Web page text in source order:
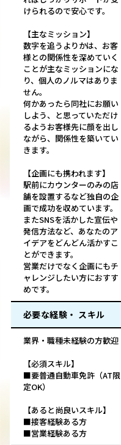
けられるので安心です。
【主なミッション】
数字を追うよりかは、お客
様との関係性を深めていく
ことが主なミッションにな
り、個人のノルマはありま
せん。
何かあったら同社にお願い
しよう、と思っていただけ
るようお客様先に顔を出し
ながら、関係性を築いてい
きます。
【企画にも携われます】
駅前にカウンターのみの店
舗を設置するなど独自の企
画で成功を収めています。
またSNSを活かした宣伝や
発信方法など、あなたのア
イデアをどんどん活かすこ
とができます。
営業だけでなく企画にもチ
ャレンジしたい方におすす
めです。
必要な経験・ スキル
業界・職種未経験の方歓迎
【必須スキル】
■要普通自動車免許（AT限
定OK）
【あると尚良いスキル】
■接客経験ある方
■営業経験ある方